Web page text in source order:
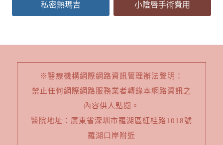
私密熱瑪吉 小陰唇手術費用
※醫療機構網際網路資訊管理辦法聲明：
禁止任何網際網路服務業者轉錄本網路資訊之
內容供人點閱。
醫院地址：廣東省深圳市羅湖區紅桂路1018號
羅湖口岸附近